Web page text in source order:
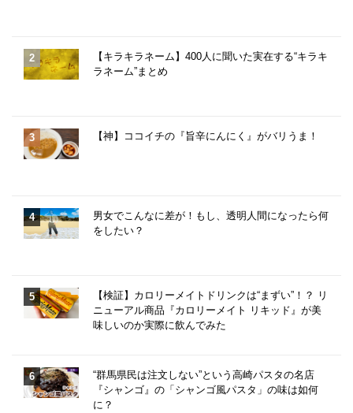
【キラキラネーム】400人に聞いた実在する“キラキ
ラネーム”まとめ
【神】ココイチの『旨辛にんにく』がバリうま！
男女でこんなに差が！もし、透明人間になったら何
をしたい？
【検証】カロリーメイトドリンクは“まずい”！？ リ
ニューアル商品『カロリーメイト リキッド』が美
味しいのか実際に飲んでみた
“群馬県民は注文しない”という高崎パスタの名店
『シャンゴ』の「シャンゴ風パスタ」の味は如何
に？